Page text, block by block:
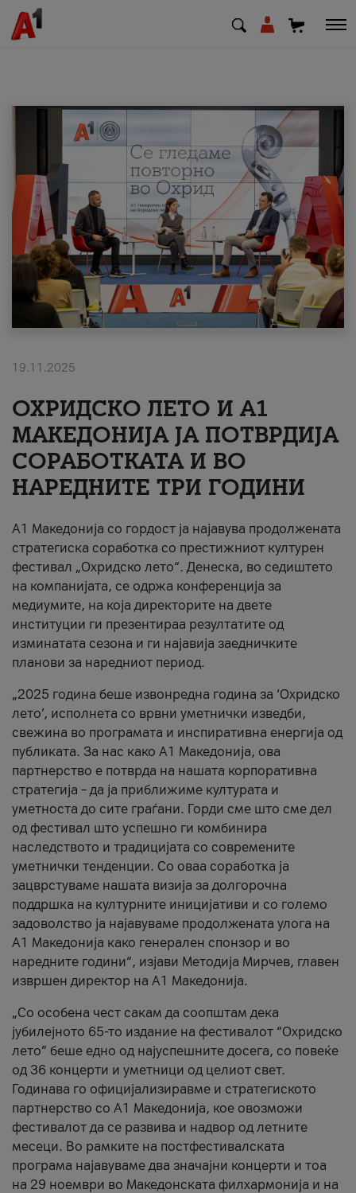
МК SQ
Приватни Деловни
Поддршка
Надополни кредит
#ПодобарОнлајн
19.11.2025
ОХРИДСКО ЛЕТО И A1
МАКЕДОНИЈА ЈА ПОТВРДИЈА
СОРАБОТКАТА И ВО
НАРЕДНИТЕ ТРИ ГОДИНИ
A1 Македонија со гордост ја најавува продолжената
стратегиска соработка со престижниот културен
фестивал „Охридско лето“. Денеска, во седиштето
на компанијата, се одржа конференција за
медиумите, на која директорите на двете
институции ги презентираа резултатите од
изминатата сезона и ги најавија заедничките
планови за наредниот период.
„2025 година беше извонредна година за ‘Охридско
лето’, исполнета со врвни уметнички изведби,
свежина во програмата и инспиративна енергија од
публиката. За нас како A1 Македонија, ова
партнерство е потврда на нашата корпоративна
стратегија – да ја приближиме културата и
уметноста до сите граѓани. Горди сме што сме дел
од фестивал што успешно ги комбинира
наследството и традицијата со современите
уметнички тенденции. Со оваа соработка ја
зацврстуваме нашата визија за долгорочна
поддршка на културните иницијативи и со големо
задоволство ја најавуваме продолжената улога на
A1 Македонија како генерален спонзор и во
наредните години“, изјави Методија Мирчев, главен
извршен директор на A1 Македонија.
„Со особена чест сакам да соопштам дека
јубилејното 65-то издание на фестивалот “Охридско
лето” беше едно од најуспешните досега, со повеќе
од 36 концерти и уметници од целиот свет.
Годинава го официјализиравме и стратегиското
партнерство со А1 Македонија, кое овозможи
фестивалот да се развива и надвор од летните
месеци. Во рамките на постфестивалската
програма најавуваме два значајни концерти и тоа
на 29 ноември во Македонската филхармонија и на